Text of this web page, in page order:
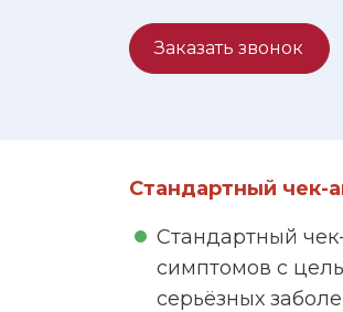
Заказать звонок
Стандартный чек-
Стандартный
симптомов с
серьёзных